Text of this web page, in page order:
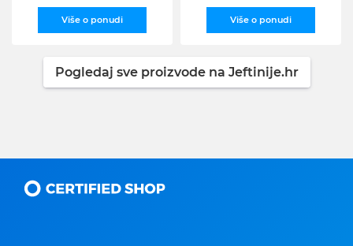
Više o ponudi Više o ponudi
Pogledaj sve proizvode na Jeftinije.hr